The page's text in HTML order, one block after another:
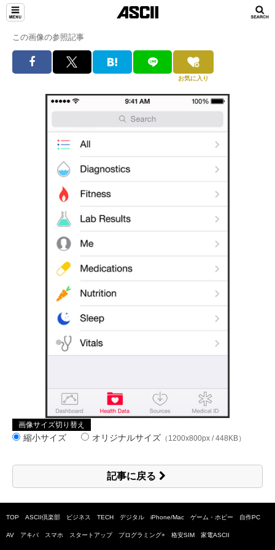
この画像の参照記事
お気に入り
画像サイズ切り替え
縮小サイズ オリジナルサイズ （1200x800px / 448KB）
記事に戻る
TOP ASCII倶楽部 ビジネス TECH デジタル iPhone/Mac ゲーム・ホビー 自作PC
AV アキバ スマホ スタートアップ プログラミング+ 格安SIM 家電ASCII